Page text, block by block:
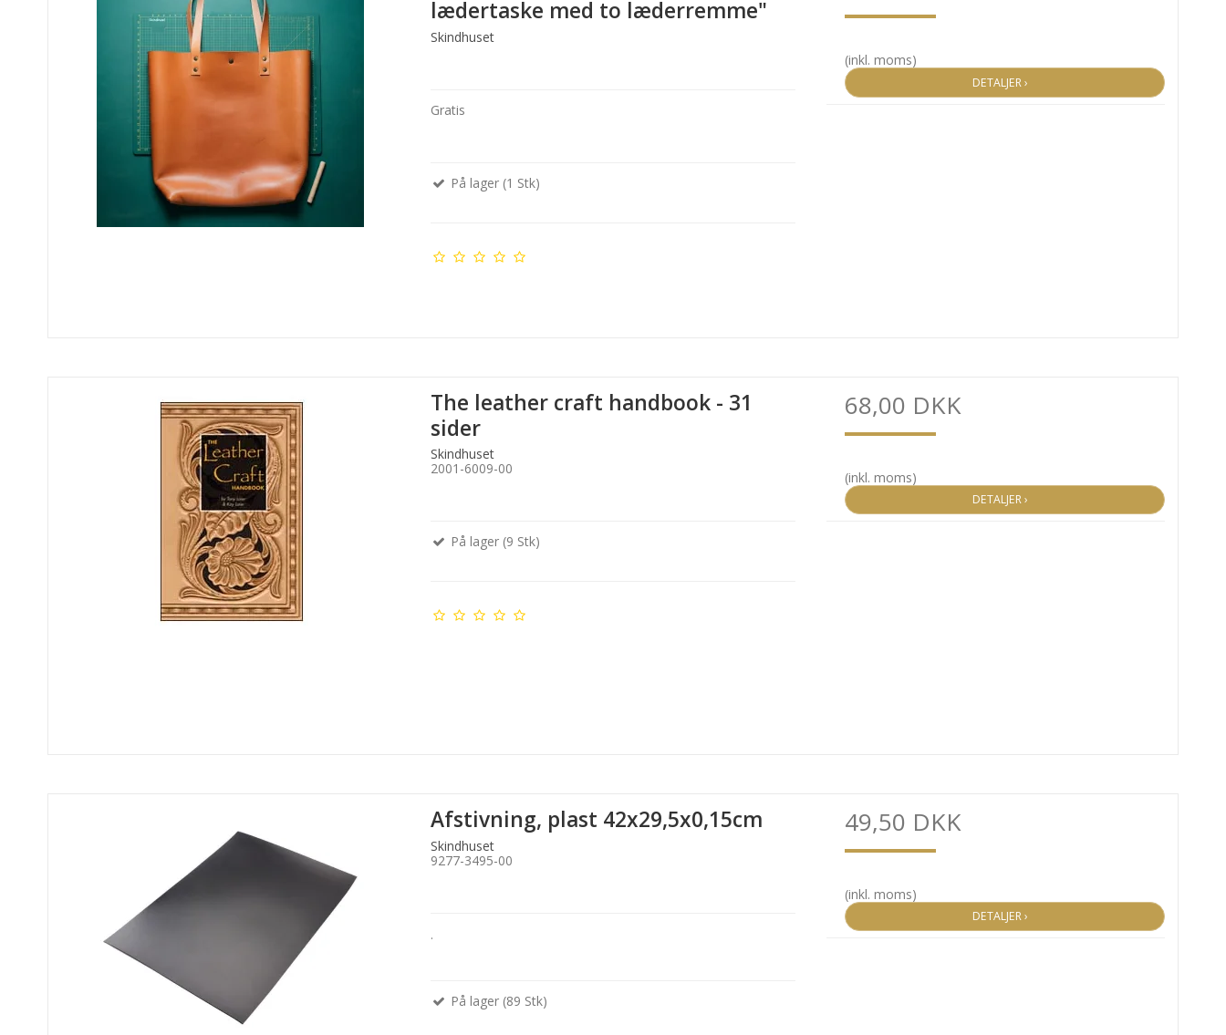
lædertaske med to læderremme"
Skindhuset
Gratis
På lager (1 Stk)
(inkl. moms)
DETALJER ›
The leather craft handbook - 31
sider
Skindhuset
2001-6009-00
På lager (9 Stk)
68,00 DKK
(inkl. moms)
DETALJER ›
Afstivning, plast 42x29,5x0,15cm
Skindhuset
9277-3495-00
.
På lager (89 Stk)
49,50 DKK
(inkl. moms)
DETALJER ›